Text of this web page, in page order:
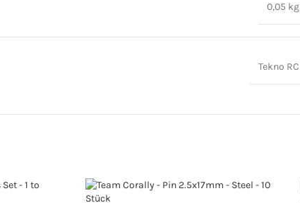
0,05 kg
Tekno RC